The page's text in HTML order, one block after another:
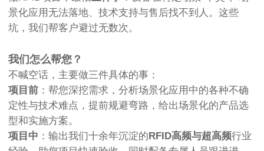
景化应用无法落地、技术支持与售后找不到人。这些
坑，我们帮客户避过无数次。
我们怎么帮您？
不喊空话，主要做三件具体的事：
项目前 ：帮您深挖需求，分析场景化应用中的各种不确
定性与技术难点，提前规避弯路，给出场景化的产品选
型和实施方案。
项目中 ：输出我们十余年沉淀的RFID高频与超高频行业